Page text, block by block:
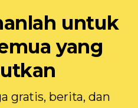
untuk
yang
gratis, berita, dan